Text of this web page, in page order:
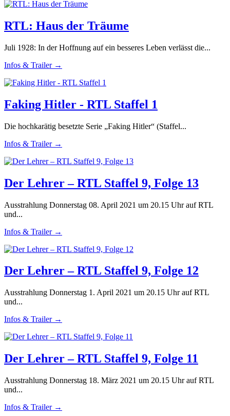
RTL: Haus der Träume
Juli 1928: In der Hoffnung auf ein besseres Leben verlässt die...
Infos & Trailer →
Faking Hitler - RTL Staffel 1
Die hochkarätig besetzte Serie „Faking Hitler“ (Staffel...
Infos & Trailer →
Der Lehrer – RTL Staffel 9, Folge 13
Ausstrahlung Donnerstag 08. April 2021 um 20.15 Uhr auf RTL
und...
Infos & Trailer →
Der Lehrer – RTL Staffel 9, Folge 12
Ausstrahlung Donnerstag 1. April 2021 um 20.15 Uhr auf RTL
und...
Infos & Trailer →
Der Lehrer – RTL Staffel 9, Folge 11
Ausstrahlung Donnerstag 18. März 2021 um 20.15 Uhr auf RTL
und...
Infos & Trailer →